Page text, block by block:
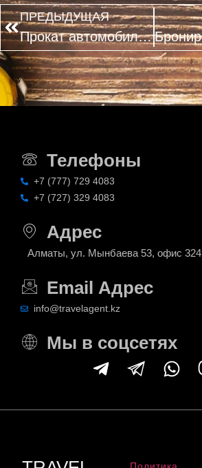
ПРЕДЫДУЩАЯ
Прокат автомобилей
Телефоны
+7 (777) 729 4083
+7 (727) 329 4083
Адрес
Алматы, ул. Мынбаева 53, офис 324
Email Адрес
info@travelagent.kz
Мы в соцсетях
Политика